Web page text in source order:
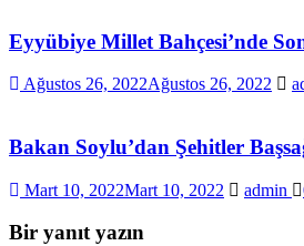
Eyyübiye Millet Bahçesi’nde
Ağustos 26, 2022Ağustos 26, 2022
Bakan Soylu’dan Şehitler
Mart 10, 2022Mart 10, 2022 admin
Bir yanıt yazın